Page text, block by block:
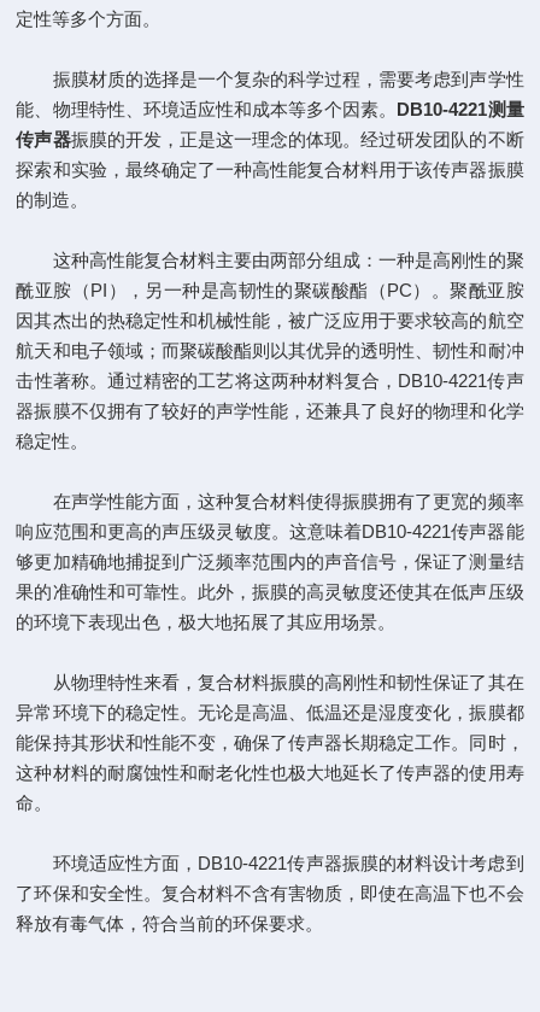
定性等多个方面。
振膜材质的选择是一个复杂的科学过程，需要考虑到声学性
能、物理特性、环境适应性和成本等多个因素。 DB10-4221测量
传声器振膜的开发，正是这一理念的体现。经过研发团队的不断
探索和实验，最终确定了一种高性能复合材料用于该传声器振膜
的制造。
这种高性能复合材料主要由两部分组成：一种是高刚性的聚
酰亚胺（PI），另一种是高韧性的聚碳酸酯（PC）。聚酰亚胺
因其杰出的热稳定性和机械性能，被广泛应用于要求较高的航空
航天和电子领域；而聚碳酸酯则以其优异的透明性、韧性和耐冲
击性著称。通过精密的工艺将这两种材料复合，DB10-4221传声
器振膜不仅拥有了较好的声学性能，还兼具了良好的物理和化学
稳定性。
在声学性能方面，这种复合材料使得振膜拥有了更宽的频率
响应范围和更高的声压级灵敏度。这意味着DB10-4221传声器能
够更加精确地捕捉到广泛频率范围内的声音信号，保证了测量结
果的准确性和可靠性。此外，振膜的高灵敏度还使其在低声压级
的环境下表现出色，极大地拓展了其应用场景。
从物理特性来看，复合材料振膜的高刚性和韧性保证了其在
异常环境下的稳定性。无论是高温、低温还是湿度变化，振膜都
能保持其形状和性能不变，确保了传声器长期稳定工作。同时，
这种材料的耐腐蚀性和耐老化性也极大地延长了传声器的使用寿
命。
环境适应性方面，DB10-4221传声器振膜的材料设计考虑到
了环保和安全性。复合材料不含有害物质，即使在高温下也不会
释放有毒气体，符合当前的环保要求。